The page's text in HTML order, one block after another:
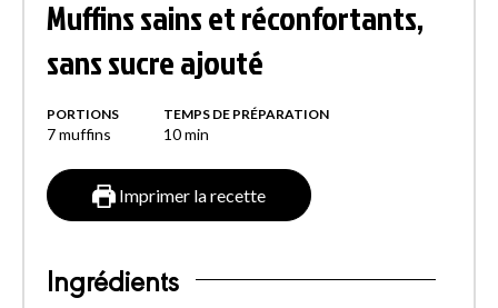
Muffins sains et réconfortants,
sans sucre ajouté
PORTIONS
7 muffins
TEMPS DE PRÉPARATION
10min
Imprimer la recette
Ingrédients